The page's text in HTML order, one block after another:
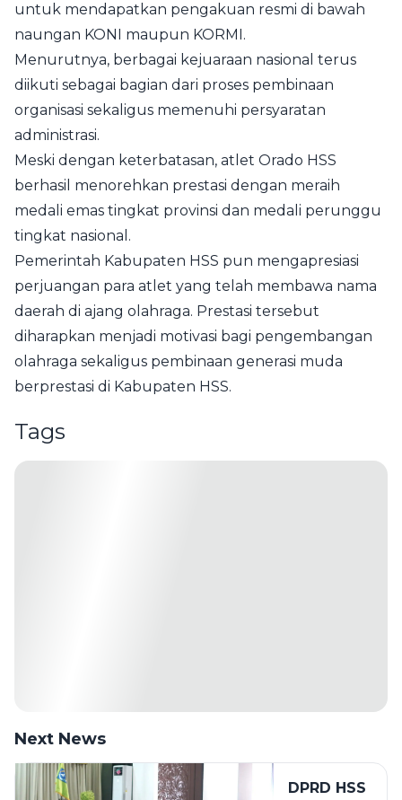
untuk mendapatkan pengakuan resmi di bawah
naungan KONI maupun KORMI.
Menurutnya, berbagai kejuaraan nasional terus
diikuti sebagai bagian dari proses pembinaan
organisasi sekaligus memenuhi persyaratan
administrasi.
Meski dengan keterbatasan, atlet Orado HSS
berhasil menorehkan prestasi dengan meraih
medali emas tingkat provinsi dan medali perunggu
tingkat nasional.
Pemerintah Kabupaten HSS pun mengapresiasi
perjuangan para atlet yang telah membawa nama
daerah di ajang olahraga. Prestasi tersebut
diharapkan menjadi motivasi bagi pengembangan
olahraga sekaligus pembinaan generasi muda
berprestasi di Kabupaten HSS.
Tags
Next News
DPRD HSS